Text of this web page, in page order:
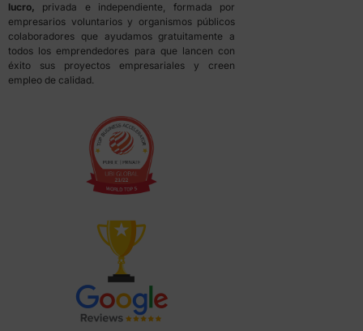
lucro, privada e independiente, formada por
empresarios voluntarios y organismos públicos
colaboradores que ayudamos gratuitamente a
todos los emprendedores para que lancen con
éxito sus proyectos empresariales y creen
empleo de calidad.